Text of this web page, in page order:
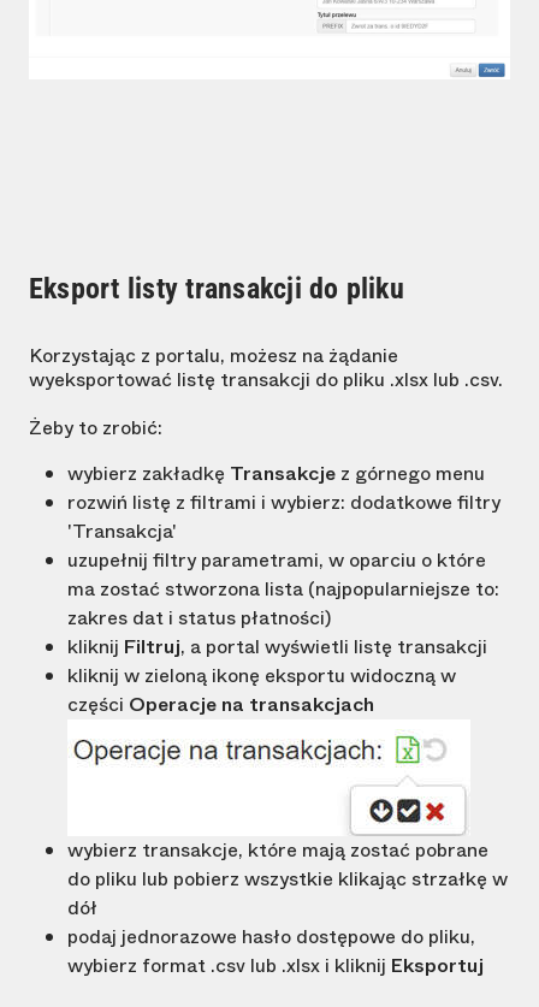
Eksport listy transakcji do pliku
Korzystając z portalu, możesz na żądanie
wyeksportować listę transakcji do pliku .xlsx lub .csv.
Żeby to zrobić:
wybierz zakładkę Transakcje z górnego menu
rozwiń listę z filtrami i wybierz: dodatkowe filtry
'Transakcja'
uzupełnij filtry parametrami, w oparciu o które
ma zostać stworzona lista (najpopularniejsze to:
zakres dat i status płatności)
kliknij Filtruj, a portal wyświetli listę transakcji
kliknij w zieloną ikonę eksportu widoczną w
części Operacje na transakcjach
wybierz transakcje, które mają zostać pobrane
do pliku lub pobierz wszystkie klikając strzałkę w
dół
podaj jednorazowe hasło dostępowe do pliku,
wybierz format .csv lub .xlsx i kliknij Eksportuj